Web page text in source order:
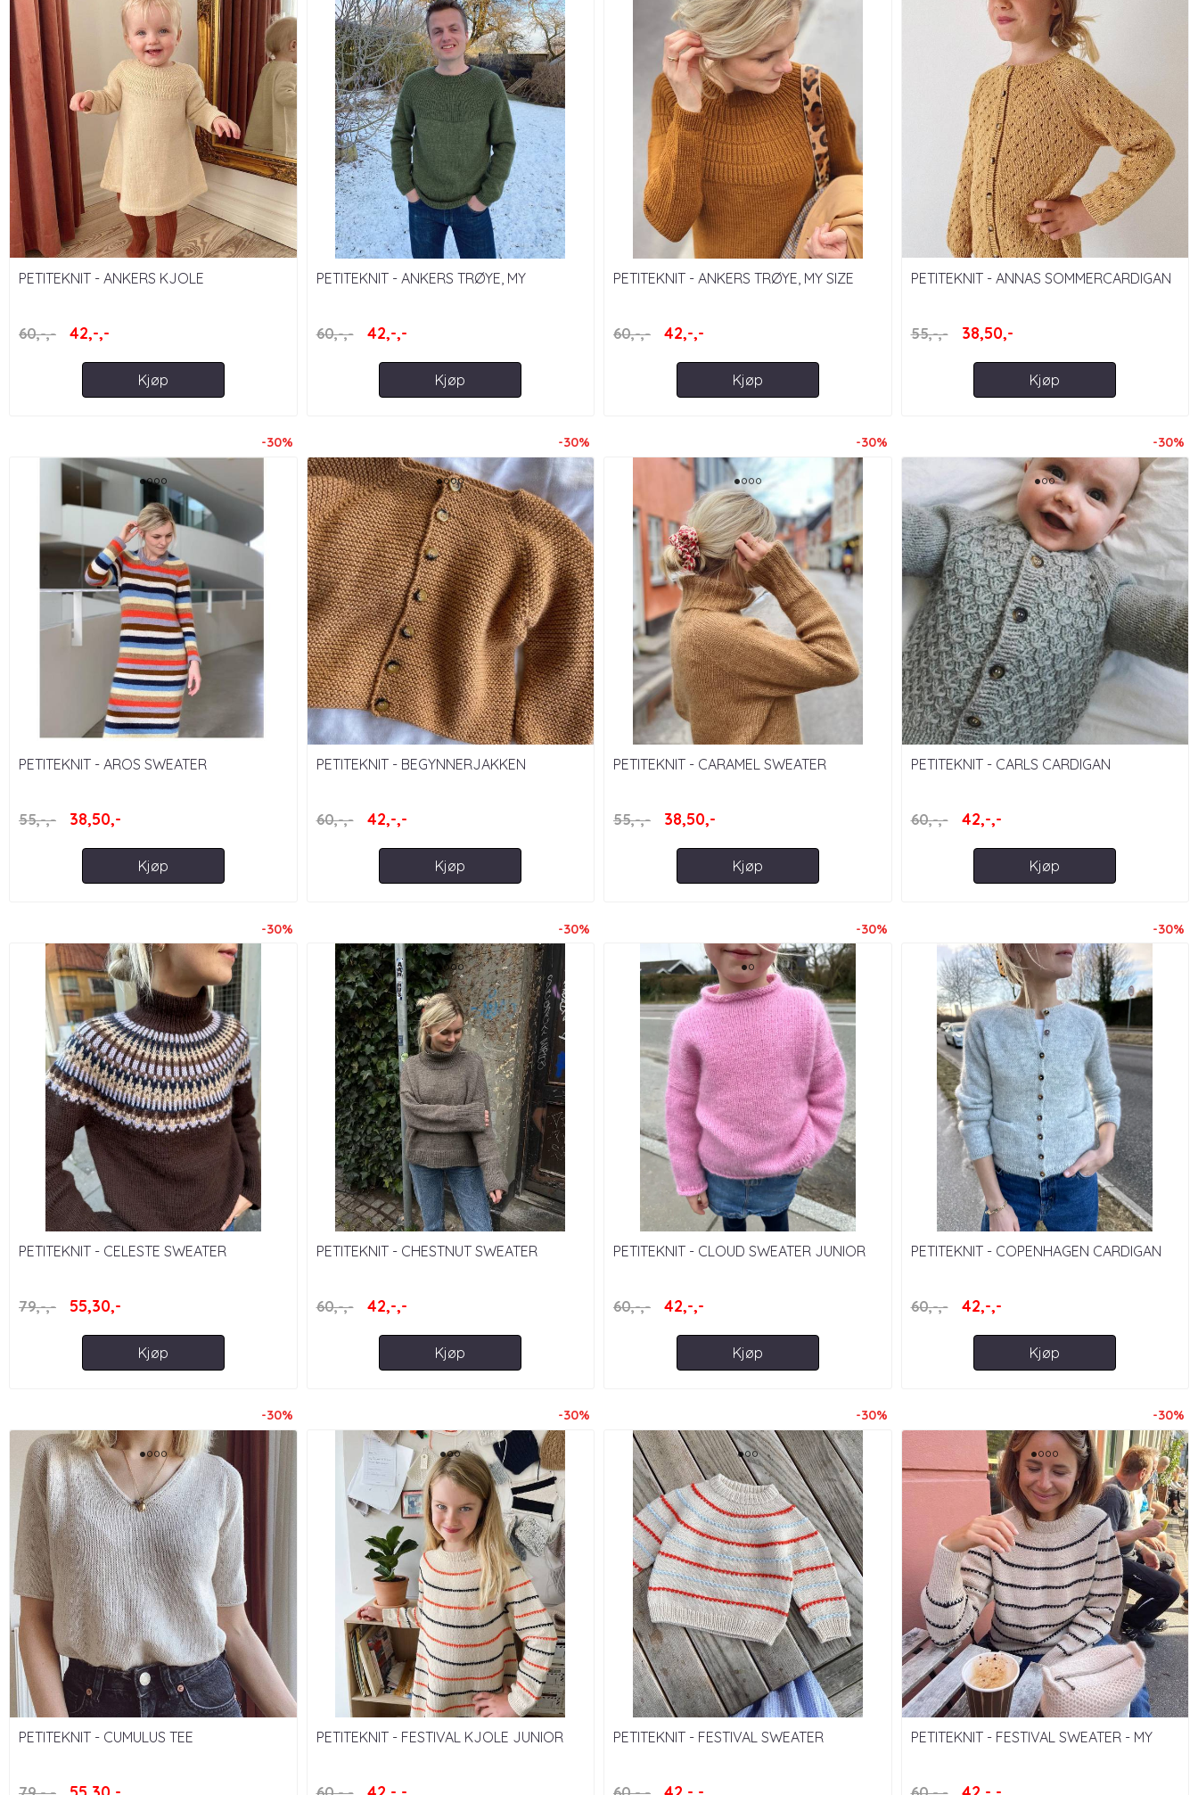
PETITEKNIT - ANKERS KJOLE
60,-,- 42,-,-
Kjøp
PETITEKNIT - ANKERS TRØYE, MY
60,-,-
42,-,-
Kjøp
PETITEKNIT - ANKERS TRØYE, MY SIZE
60,-,- 42,-,-
Kjøp
PETITEKNIT - ANNAS SOMMERCARDIGAN
55,-,-
38,50,-
Kjøp
-30%
PETITEKNIT - AROS SWEATER
55,-,- 38,50,-
Kjøp
-30%
PETITEKNIT - BEGYNNERJAKKEN
60,-,- 42,-,-
Kjøp
-30%
PETITEKNIT - CARAMEL SWEATER
55,-,- 38,50,-
Kjøp
-30%
PETITEKNIT - CARLS CARDIGAN
60,-,- 42,-,-
Kjøp
-30%
PETITEKNIT - CELESTE SWEATER
79,-,- 55,30,-
Kjøp
-30%
PETITEKNIT - CHESTNUT SWEATER
60,-,- 42,-,-
Kjøp
-30%
PETITEKNIT - CLOUD SWEATER JUNIOR
60,-,- 42,-,-
Kjøp
-30%
PETITEKNIT - COPENHAGEN CARDIGAN
60,-,- 42,-,-
Kjøp
-30%
PETITEKNIT - CUMULUS TEE
-30%
PETITEKNIT - FESTIVAL KJOLE JUNIOR
-30%
PETITEKNIT - FESTIVAL SWEATER
-30%
PETITEKNIT - FESTIVAL SWEATER - MY